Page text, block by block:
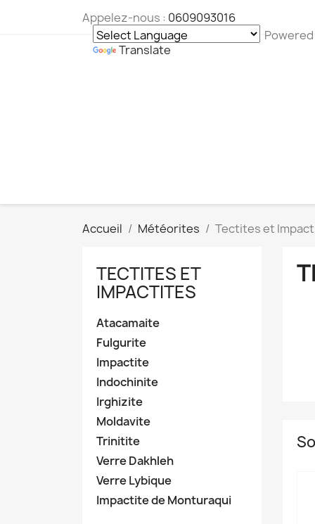
Appelez-nous : 0609093016
Translate
Accueil Météorites Tectites et
TECTITES ET
IMPACTITES
Atacamaite
Fulgurite
Impactite
Indochinite
Irghizite
Moldavite
Trinitite
Verre Dakhleh
Verre Lybique
Impactite de Monturaqui